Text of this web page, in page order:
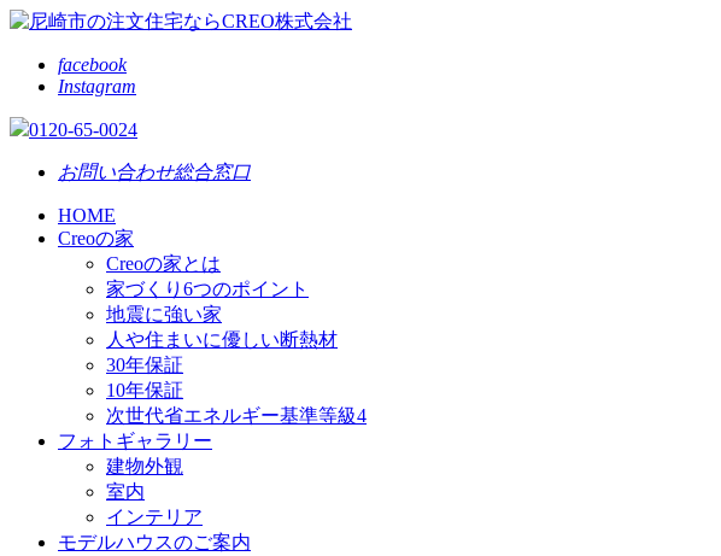
facebook
Instagram
0120-65-0024
お問い合わせ総合窓口
HOME
Creoの家
Creoの家とは
家づくり6つのポイント
地震に強い家
人や住まいに優しい断熱材
30年保証
10年保証
次世代省エネルギー基準等級4
フォトギャラリー
建物外観
室内
インテリア
モデルハウスのご案内